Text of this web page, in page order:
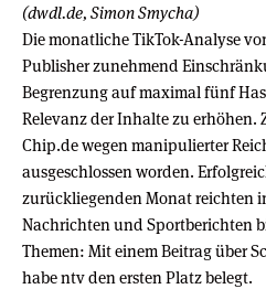
(dwdl.de, Simon Smycha)
Die monatliche TikTok-Analyse
Publisher zunehmend
Begrenzung auf maximal fünf
Relevanz der Inhalte zu erhöhen.
Chip.de wegen manipulierter
ausgeschlossen worden.
zurückliegenden Monat reichten
Nachrichten und Sportberichten
Themen: Mit einem Beitrag über
habe ntv den ersten Platz belegt.